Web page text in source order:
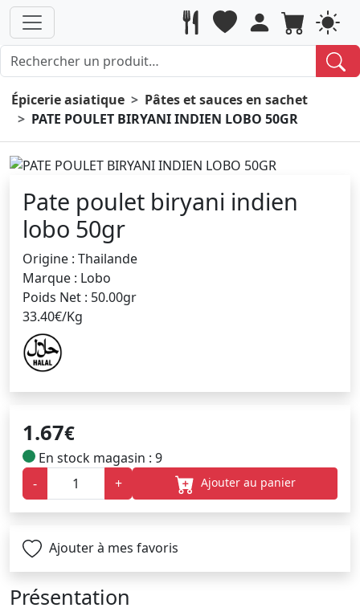
Épicerie asiatique
Pâtes et sauces en sachet
PATE POULET BIRYANI INDIEN LOBO 50GR
Pate poulet biryani indien
lobo 50gr
Origine : Thailande
Marque : Lobo
Poids Net : 50.00gr
33.40€/Kg
1.67€
En stock magasin : 9
-
+ Ajouter au panier
Ajouter à mes favoris
Présentation